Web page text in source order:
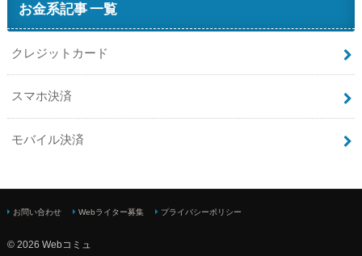
お金系記事 一覧
クレジットカード
スマホ決済
モバイル決済
お問い合わせ Webライター募集 プライバシーポリシー
© 2026 Webコミュ